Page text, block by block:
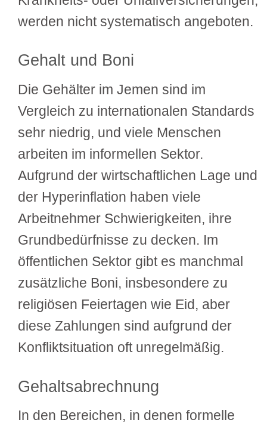
werden nicht systematisch angeboten.
Gehalt und Boni
Die Gehälter im Jemen sind im
Vergleich zu internationalen Standards
sehr niedrig, und viele Menschen
arbeiten im informellen Sektor.
Aufgrund der wirtschaftlichen Lage und
der Hyperinflation haben viele
Arbeitnehmer Schwierigkeiten, ihre
Grundbedürfnisse zu decken. Im
öffentlichen Sektor gibt es manchmal
zusätzliche Boni, insbesondere zu
religiösen Feiertagen wie Eid, aber
diese Zahlungen sind aufgrund der
Konfliktsituation oft unregelmäßig.
Gehaltsabrechnung
In den Bereichen, in denen formelle